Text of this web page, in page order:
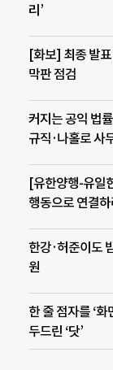
리’
[화보] 최종 발
막판 점검
커지는 공익 법
규직·나홀로 사
[유한양행-유일
행동으로 연결
한강·허준이도
원
한 줄 점자를 ‘
두드린 ‘닷’